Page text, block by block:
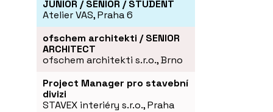
JUNIOR / SENIOR / STUDENT
Atelier VAS, Praha 6
ofschem architekti / SENIOR
ARCHITECT
ofschem architekti s.r.o., Brno
Project Manager pro stavební
divizi
STAVEX interiéry s.r.o., Praha